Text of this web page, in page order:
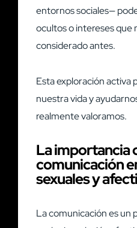
entornos sociales—
ocultos o intereses que
considerado antes.
Esta exploración activa
nuestra vida y
realmente valoramos.
La importancia
comunicación
sexuales y
La comunicación es un